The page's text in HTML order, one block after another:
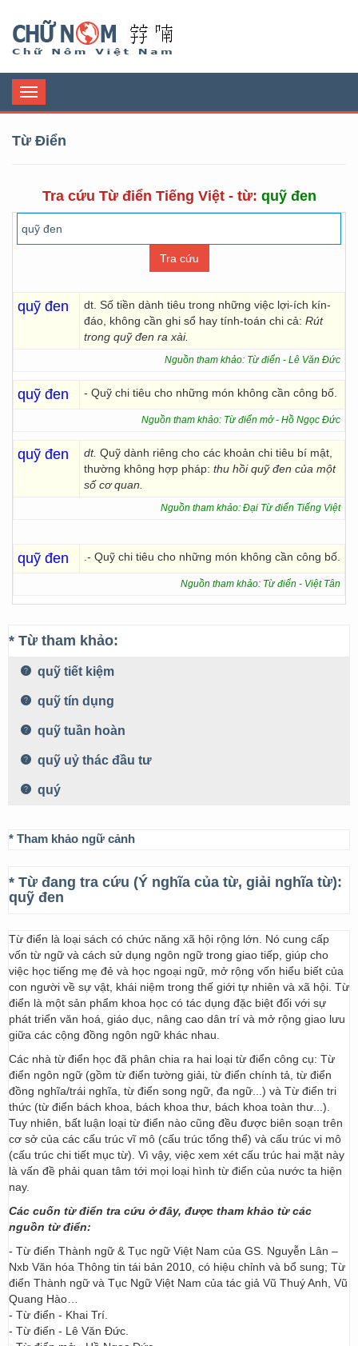
Toggle
navigation
Từ Điển
Tra cứu Từ điển Tiếng Việt - từ: quỹ đen
quỹ đen
dt. Số tiền dành tiêu trong những việc lợi-ích kín-
đáo, không cần ghi sổ hay tính-toán chi cả: Rút
trong quỹ đen ra xài.
Nguồn tham khảo: Từ điển - Lê Văn Đức
quỹ đen - Quỹ chi tiêu cho những món không cần công bố.
Nguồn tham khảo: Từ điển mở - Hồ Ngọc Đức
quỹ đen dt. Quỹ dành riêng cho các khoản chi tiêu bí mật,
thường không hợp pháp: thu hồi quỹ đen của một
số cơ quan.
Nguồn tham khảo: Đại Từ điển Tiếng Việt
quỹ đen .- Quỹ chi tiêu cho những món không cần công bố.
Nguồn tham khảo: Từ điển - Việt Tân
* Từ tham khảo:
quỹ tiết kiệm
quỹ tín dụng
quỹ tuần hoàn
quỹ uỷ thác đầu tư
quý
* Tham khảo ngữ cảnh
* Từ đang tra cứu (Ý nghĩa của từ, giải nghĩa từ):
quỹ đen
Từ điển là loại sách có chức năng xã hội rộng lớn. Nó cung cấp
vốn từ ngữ và cách sử dụng ngôn ngữ trong giao tiếp, giúp cho
việc học tiếng mẹ đẻ và học ngoại ngữ, mở rộng vốn hiểu biết của
con người về sự vật, khái niệm trong thế giới tự nhiên và xã hội. Từ
điển là một sản phẩm khoa học có tác dụng đặc biệt đối với sự
phát triển văn hoá, giáo dục, nâng cao dân trí và mở rộng giao lưu
giữa các cộng đồng ngôn ngữ khác nhau.
Các nhà từ điển học đã phân chia ra hai loại từ điển công cụ: Từ
điển ngôn ngữ (gồm từ điển tường giải, từ điển chính tả, từ điển
đồng nghĩa/trái nghĩa, từ điển song ngữ, đa ngữ...) và Từ điển tri
thức (từ điển bách khoa, bách khoa thư, bách khoa toàn thư...).
Tuy nhiên, bất luận loại từ điển nào cũng đều được biên soạn trên
cơ sở của các cấu trúc vĩ mô (cấu trúc tổng thể) và cấu trúc vi mô
(cấu trúc chi tiết mục từ). Vì vậy, việc xem xét cấu trúc hai mặt này
là vấn đề phải quan tâm tới mọi loại hình từ điển của nước ta hiện
nay.
Các cuốn từ điển tra cứu ở đây, được tham khảo từ các
nguồn từ điển:
- Từ điển Thành ngữ & Tục ngữ Việt Nam của GS. Nguyễn Lân –
Nxb Văn hóa Thông tin tái bản 2010, có hiệu chỉnh và bổ sung; Từ
điển Thành ngữ và Tục Ngữ Việt Nam của tác giả Vũ Thuý Anh, Vũ
Quang Hào…
- Từ điển - Khai Trí.
- Từ điển - Lê Văn Đức.